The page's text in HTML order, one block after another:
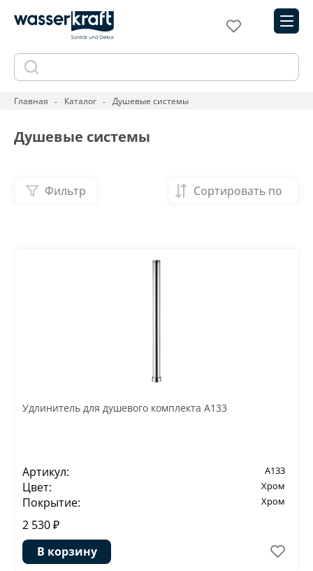
Главная Каталог Душевые системы
Душевые системы
Сортировать по
Фильтр
Удлинитель для душевого комплекта A133
Артикул: A133
Цвет: Хром
Покрытие: Хром
2 530 ₽
В корзину